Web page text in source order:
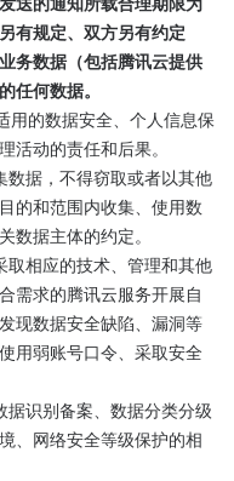
有规定、双方另有约定
务数据（包括腾讯云提供
任何数据。
用的数据安全、个人信息保
活动的责任和后果。
据，不得窃取或者以其他
的和范围内收集、使用数
数据主体的约定。
相应的技术、管理和其他
需求的腾讯云服务开展自
现数据安全缺陷、漏洞等
用弱账号口令、采取安全
识别备案、数据分类分级
、网络安全等级保护的相